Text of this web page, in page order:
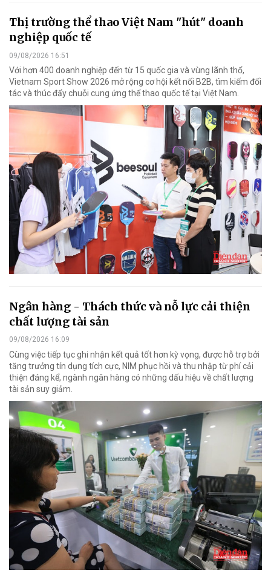
Thị trường thể thao Việt Nam "hút" doanh
nghiệp quốc tế
09/08/2026 16:51
Với hơn 400 doanh nghiệp đến từ 15 quốc gia và vùng lãnh thổ,
Vietnam Sport Show 2026 mở rộng cơ hội kết nối B2B, tìm kiếm đối
tác và thúc đẩy chuỗi cung ứng thể thao quốc tế tại Việt Nam.
Ngân hàng - Thách thức và nỗ lực cải thiện
chất lượng tài sản
09/08/2026 16:09
Cùng việc tiếp tục ghi nhận kết quả tốt hơn kỳ vọng, được hỗ trợ bởi
tăng trưởng tín dụng tích cực, NIM phục hồi và thu nhập từ phí cải
thiện đáng kể, ngành ngân hàng có những dấu hiệu về chất lượng
tài sản suy giảm.